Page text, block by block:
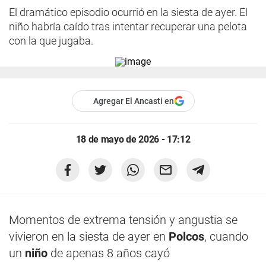
El dramático episodio ocurrió en la siesta de ayer. El
niño habría caído tras intentar recuperar una pelota
con la que jugaba.
Agregar El Ancasti en
18 de mayo de 2026 - 17:12
Momentos de extrema tensión y angustia se
vivieron en la siesta de ayer en Polcos, cuando
un niño de apenas 8 años cayó